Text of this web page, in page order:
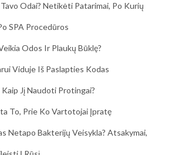
Odai? Netikėti Patarimai, Po Kurių
SPA Procedūros
Odos Ir Plaukų Būklę?
Viduje Iš Paslapties Kodas
Jį Naudoti Protingai?
To, Prie Ko Vartotojai Įpratę
Netapo Bakterijų Veisykla? Atsakymai,